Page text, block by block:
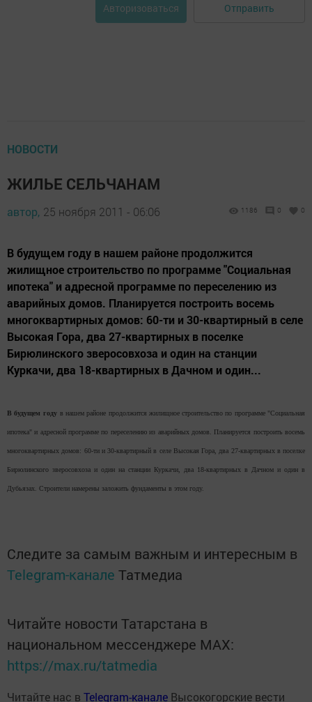
Авторизоваться Отправить
НОВОСТИ
ЖИЛЬЕ СЕЛЬЧАНАМ
автор, 25 ноября 2011 - 06:06 1186 0 0
В будущем году в нашем районе продолжится
жилищное строительство по программе "Социальная
ипотека" и адресной программе по переселению из
аварийных домов. Планируется построить восемь
многоквартирных домов: 60-ти и 30-квартирный в селе
Высокая Гора, два 27-квартирных в поселке
Бирюлинского зверосовхоза и один на станции
Куркачи, два 18-квартирных в Дачном и один...
В будущем году в нашем районе продолжится жилищное строительство по программе "Социальная
ипотека" и адресной программе по переселению из аварийных домов. Планируется построить восемь
многоквартирных домов: 60-ти и 30-квартирный в селе Высокая Гора, два 27-квартирных в поселке
Бирюлинского зверосовхоза и один на станции Куркачи, два 18-квартирных в Дачном и один в
Дубьязах. Строители намерены заложить фундаменты в этом году.
Следите за самым важным и интересным в
Telegram-канале Татмедиа
Читайте новости Татарстана в
национальном мессенджере MАХ:
https://max.ru/tatmedia
Читайте нас в Telegram-канале Высокогорские вести